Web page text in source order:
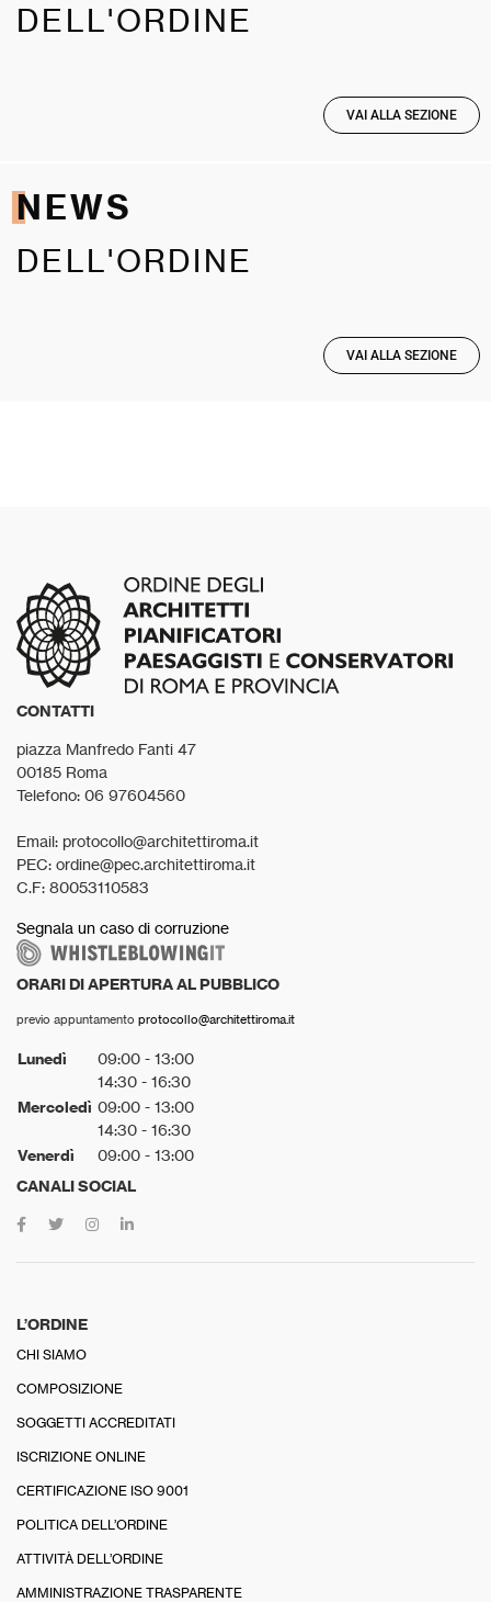
DELL'ORDINE
VAI ALLA SEZIONE
NEWS
DELL'ORDINE
VAI ALLA SEZIONE
CONTATTI
piazza Manfredo Fanti 47
00185 Roma
Telefono: 06 97604560
Email: protocollo@architettiroma.it
PEC: ordine@pec.architettiroma.it
C.F: 80053110583
Segnala un caso di corruzione
ORARI DI APERTURA AL PUBBLICO
previo appuntamento protocollo@architettiroma.it
Lunedì
09:00 - 13:00
14:30 - 16:30
Mercoledì 09:00 - 13:00
14:30 - 16:30
Venerdì 09:00 - 13:00
CANALI SOCIAL
L’ORDINE
CHI SIAMO
COMPOSIZIONE
SOGGETTI ACCREDITATI
ISCRIZIONE ONLINE
CERTIFICAZIONE ISO 9001
POLITICA DELL’ORDINE
ATTIVITÀ DELL’ORDINE
AMMINISTRAZIONE TRASPARENTE